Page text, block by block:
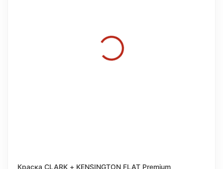
Краска CLARK + KENSINGTON FLAT Premium